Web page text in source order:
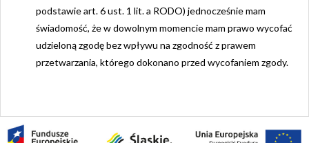
podstawie art. 6 ust. 1 lit. a RODO) jednocześnie mam
świadomość, że w dowolnym momencie mam prawo wycofać
udzieloną zgodę bez wpływu na zgodność z prawem
przetwarzania, którego dokonano przed wycofaniem zgody.